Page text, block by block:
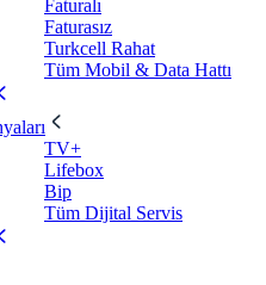
Faturalı
Faturasız
Turkcell Rahat
Tüm Mobil & Data Hattı
TV+
Lifebox
Bip
Tüm Dijital Servis